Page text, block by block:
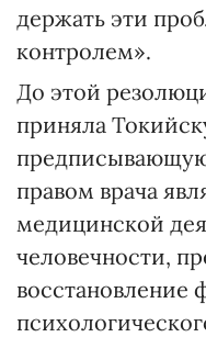
держать эти
контролем».
До этой
приняла
правом врача
медицинской
человечности,
восстановление